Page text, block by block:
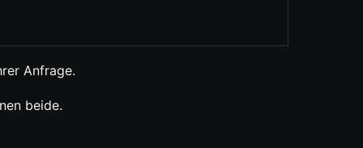
Anfrage.
beide.